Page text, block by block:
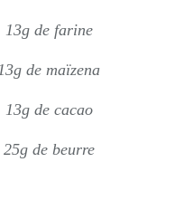
13g de farine
de maïzena
13g de cacao
25g de beurre